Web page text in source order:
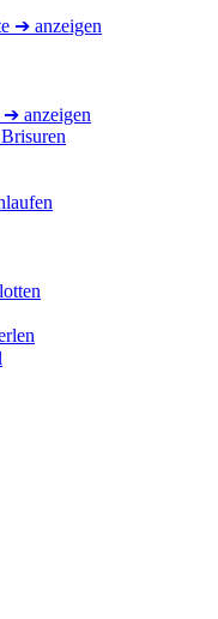
➔ anzeigen
anzeigen